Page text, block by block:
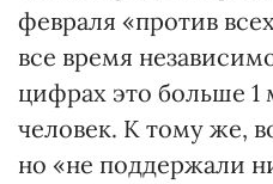
февраля «против
все время
цифрах это больше 1
человек. К тому же,
но «не поддержали